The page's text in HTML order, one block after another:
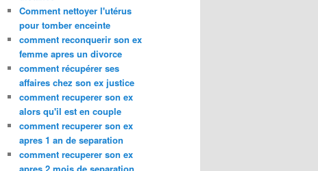
Comment nettoyer l'utérus
pour tomber enceinte
comment reconquerir son ex
femme apres un divorce
comment récupérer ses
affaires chez son ex justice
comment recuperer son ex
alors qu'il est en couple
comment recuperer son ex
apres 1 an de separation
comment recuperer son ex